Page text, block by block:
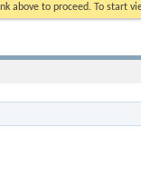
above to proceed. To